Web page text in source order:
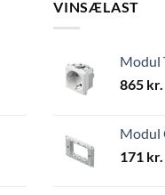
VINSÆLAST
Modul
865 kr.
Modul
171 kr.